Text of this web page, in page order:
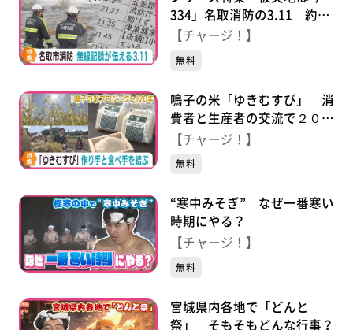
334」名取消防の3.11 約
100時間の無線記録と証言で
【チャージ！】
無料
鳴子の米「ゆきむすび」 消
費者と生産者の交流で２０周
年
【チャージ！】
無料
“寒中みそぎ” なぜ一番寒い
時期にやる？
【チャージ！】
無料
宮城県内各地で「どんと
祭」 そもそもどんな行事？